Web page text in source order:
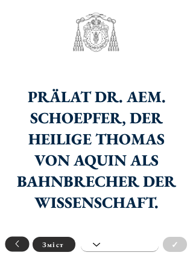
PRÄLAT DR. AEM.
SCHOEPFER, DER
HEILIGE THOMAS
VON AQUIN ALS
BAHNBRECHER DER
WISSENSCHAFT.
Зміст ✓